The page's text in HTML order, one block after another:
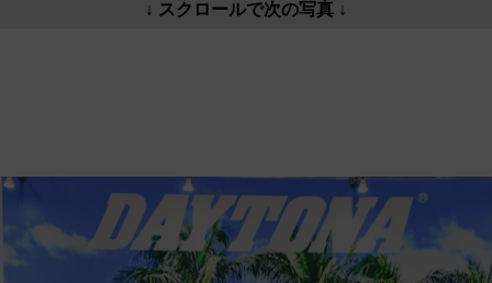
↓ スクロールで次の写真 ↓